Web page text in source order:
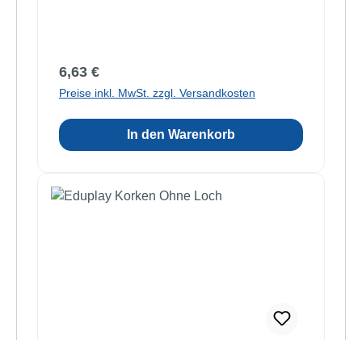
Regulärer Preis:
6,63 €
Preise inkl. MwSt. zzgl. Versandkosten
In den Warenkorb